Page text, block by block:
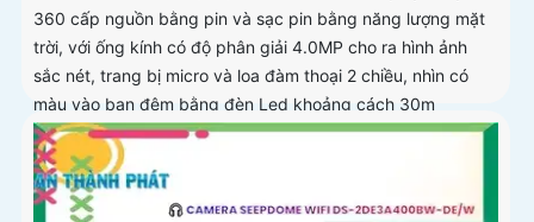
360 cấp nguồn bằng pin và sạc pin bằng năng lượng mặt
trời, với ống kính có độ phân giải 4.0MP cho ra hình ảnh
sắc nét, trang bị micro và loa đàm thoại 2 chiều, nhìn có
màu vào ban đêm bằng đèn Led khoảng cách 30m